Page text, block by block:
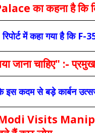
का कहना है कि
में कहा गया है
जाना चाहिए" :-
के इस कदम से बड़े कार्बन
Visits Manipur: